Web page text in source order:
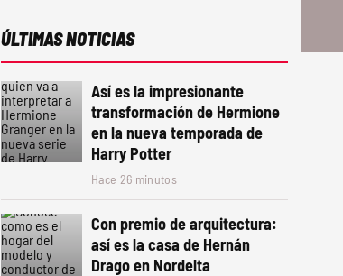
ÚLTIMAS NOTICIAS
Así es la impresionante
transformación de Hermione
en la nueva temporada de
Harry Potter
Hace 26 minutos
Con premio de arquitectura:
así es la casa de Hernán
Drago en Nordelta